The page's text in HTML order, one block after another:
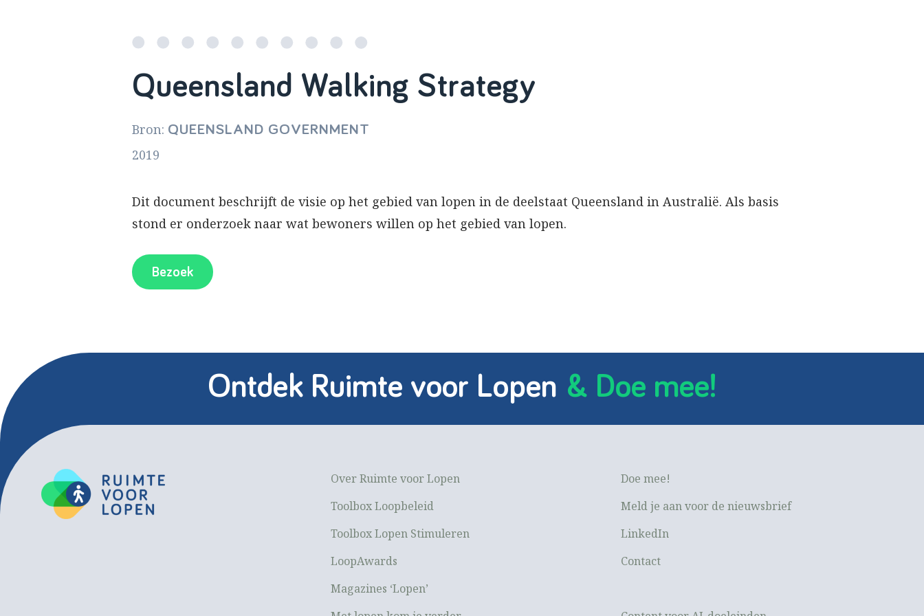
Queensland Walking Strategy
Bron: QUEENSLAND GOVERNMENT
2019
Dit document beschrijft de visie op het gebied van lopen in de deelstaat Queensland in Australië. Als basis
stond er onderzoek naar wat bewoners willen op het gebied van lopen.
Bezoek
Ontdek Ruimte voor Lopen & Doe mee!
Over Ruimte voor Lopen
Toolbox Loopbeleid
Toolbox Lopen Stimuleren
LoopAwards
Magazines ‘Lopen’
Doe mee!
Meld je aan voor de nieuwsbrief
LinkedIn
Contact